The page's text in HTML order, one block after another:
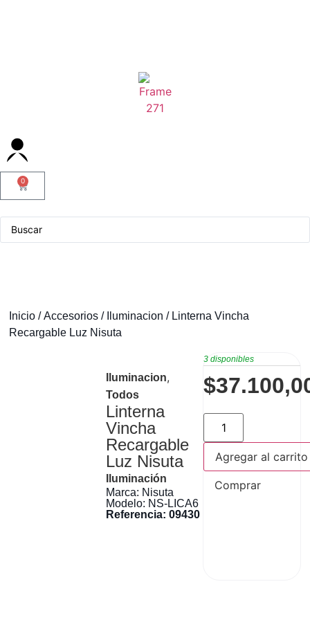
0
Inicio /Accesorios / Iluminacion / Linterna Vincha
Recargable Luz Nisuta
Iluminacion,
Todos
Linterna
Vincha
Recargable
Luz Nisuta
Iluminación
Marca: Nisuta
Modelo: NS-LICA6
Referencia: 09430
3 disponibles
$
Agregar al carrito
Comprar